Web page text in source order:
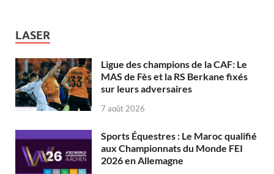
LASER
Ligue des champions de la CAF: Le
MAS de Fès et la RS Berkane fixés
sur leurs adversaires
7 août 2026
Sports Équestres : Le Maroc qualifié
aux Championnats du Monde FEI
2026 en Allemagne